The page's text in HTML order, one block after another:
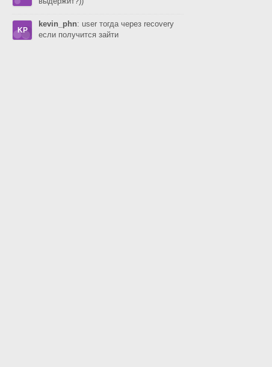
kevin_phn: user тогда через recovery
если получится зайти